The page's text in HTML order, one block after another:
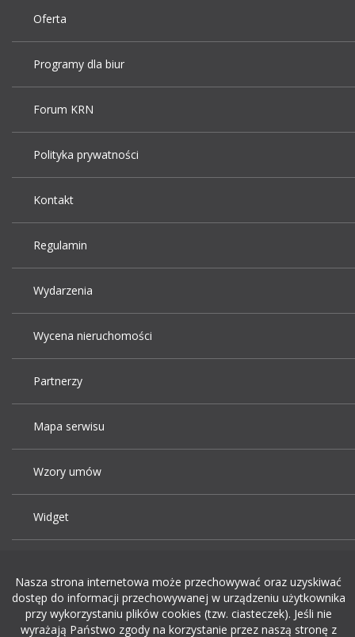
Oferta
Programy dla biur
Forum KRN
Polityka prywatności
Kontakt
Regulamin
Wydarzenia
Wycena nieruchomości
Partnerzy
Mapa serwisu
Wzory umów
Widget
Dodaj ogłoszenie o pracę
Nasza strona internetowa może przechowywać oraz uzyskiwać
dostęp do informacji przechowywanej w urządzeniu użytkownika
przy wykorzystaniu plików cookies (tzw. ciasteczek). Jeśli nie
wyrażają Państwo zgody na korzystanie przez naszą stronę z